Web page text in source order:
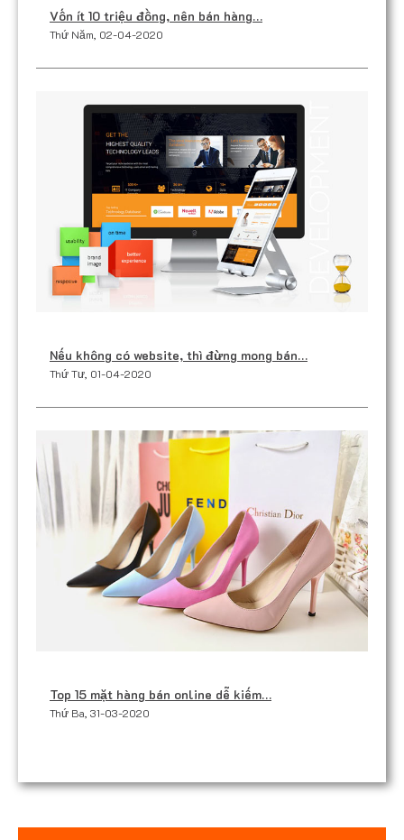
Vốn ít 10 triệu đồng, nên bán hàng…
Thứ Năm, 02-04-2020
Nếu không có website, thì đừng mong bán…
Thứ Tư, 01-04-2020
Top 15 mặt hàng bán online dễ kiếm…
Thứ Ba, 31-03-2020